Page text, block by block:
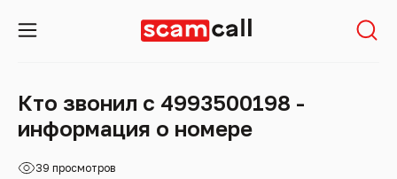
Кто звонил с 4993500198 -
информация о номере
39 просмотров